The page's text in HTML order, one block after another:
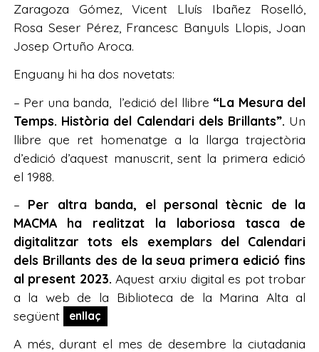
Zaragoza Gómez, Vicent Lluís Ibañez Roselló,
Rosa Seser Pérez, Francesc Banyuls Llopis, Joan
Josep Ortuño Aroca.
Enguany hi ha dos novetats:
– Per una banda, l’edició del llibre “La Mesura del
Temps. Història del Calendari dels Brillants”. Un
llibre que ret homenatge a la llarga trajectòria
d’edició d’aquest manuscrit, sent la primera edició
el 1988.
– Per altra banda, el personal tècnic de la
MACMA ha realitzat la laboriosa tasca de
digitalitzar tots els exemplars del Calendari
dels Brillants des de la seua primera edició fins
al present 2023.Aquest arxiu digital es pot trobar
a la web de la Biblioteca de la Marina Alta al
següent
enllaç
A més, durant el mes de desembre la ciutadania